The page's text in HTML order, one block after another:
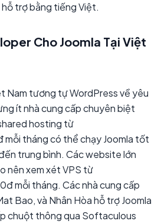
trợ bằng tiếng Việt.
Cho Joomla Tại Việt
Nam tương tự WordPress về yêu
ít nhà cung cấp chuyên biệt
hosting từ
tháng có thể chạy Joomla tốt
trung bình. Các website lớn
nên xem xét VPS từ
mỗi tháng. Các nhà cung cấp
Bao, và Nhân Hòa hỗ trợ Joomla
chuột thông qua Softaculous